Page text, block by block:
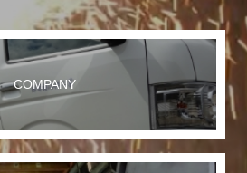
COMPANY